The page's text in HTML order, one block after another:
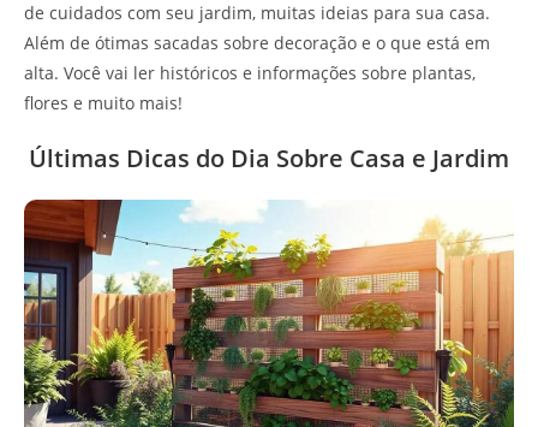
de cuidados com seu jardim, muitas ideias para sua casa.
Além de ótimas sacadas sobre decoração e o que está em
alta. Você vai ler históricos e informações sobre plantas,
flores e muito mais!
Últimas Dicas do Dia Sobre Casa e Jardim